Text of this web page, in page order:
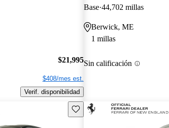
$21,995
$408/mes est.
Verif. disponibilidad
Base 44,702 millas
Berwick, ME
1 millas
Sin calificación
Guarda este Aviso